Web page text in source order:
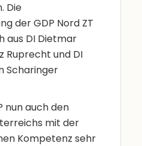
Die
der GDP Nord ZT
aus DI Dietmar
Ruprecht und DI
Scharinger
nun auch den
mit der
Kompetenz sehr